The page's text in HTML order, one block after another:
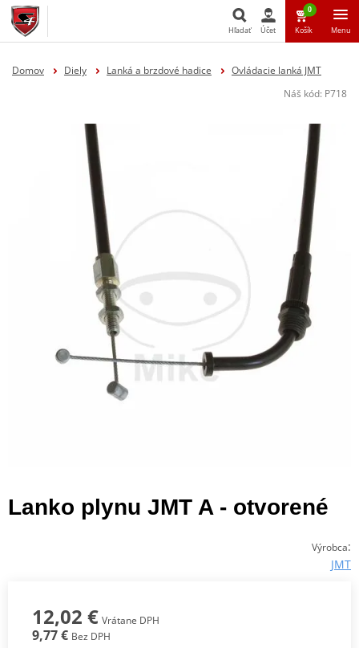
Hľadať
Hľadať Účet
0
Košík Menu
Domov Diely Lanká a brzdové hadice
Ovládacie lanká JMT
Náš kód: P718
Lanko plynu JMT A - otvorené
Výrobca:
JMT
12,02 € Vrátane DPH
9,77 € Bez DPH